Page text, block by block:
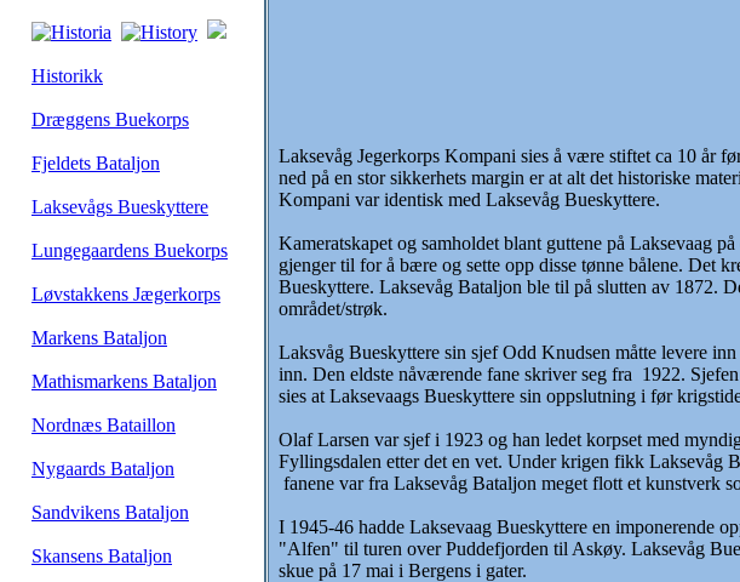
Historikk
Dræggens Buekorps
Fjeldets Bataljon
Laksevågs Bueskyttere
Lungegaardens Buekorps
Løvstakkens Jægerkorps
Markens Bataljon
Mathismarkens Bataljon
Nordnæs Bataillon
Nygaards Bataljon
Sandvikens Bataljon
Skansens Bataljon
Laksevåg Jegerkorps Kompani sies å være stiftet ca 10 år
ned på en stor sikkerhets margin er at alt det historiske
Kompani var identisk med Laksevåg Bueskyttere.
Kameratskapet og samholdet blant guttene på Laksevaag
gjenger til for å bære og sette opp disse tønne bålene. Det
Bueskyttere. Laksevåg Bataljon ble til på slutten av 1872.
området/strøk.
Laksvåg Bueskyttere sin sjef Odd Knudsen måtte levere
inn. Den eldste nåværende fane skriver seg fra 1922.
sies at Laksevaags Bueskyttere sin oppslutning i før
Olaf Larsen var sjef i 1923 og han ledet korpset med
Fyllingsdalen etter det en vet. Under krigen fikk Laksevåg
fanene var fra Laksevåg Bataljon meget flott et kunstverk
I 1945-46 hadde Laksevaag Bueskyttere en imponerende
"Alfen" til turen over Puddefjorden til Askøy. Laksevåg
skue på 17 mai i Bergens i gater.